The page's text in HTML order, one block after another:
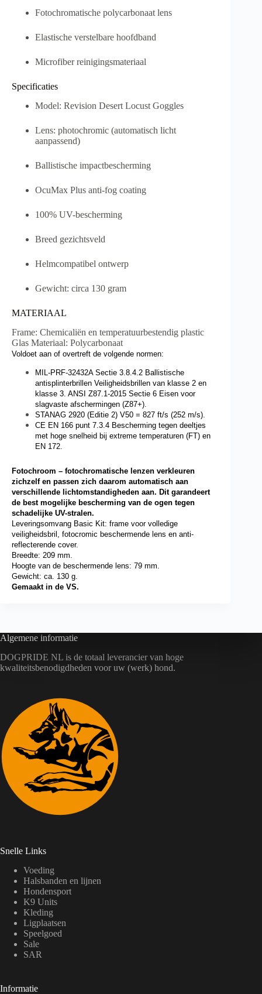
Fotochromatische polycarbonaat lens
Elastische verstelbare hoofdband
Microfiber reinigingsmateriaal
Specificaties
Model: Revision Desert Locust Goggles
Lens: photochromic (automatisch licht
aanpassend)
Ballistische impactbescherming
OcuMax Plus anti-fog coating
100% UV-bescherming
Breed gezichtsveld
Helmcompatibel ontwerp
Gewicht: circa 130 gram
MATERIAAL
Frame: Chemicaliën en temperatuurbestendig plastic
Glas Materiaal: Polycarbonaat
Voldoet aan of overtreft de volgende normen:
MIL-PRF-32432A Sectie 3.8.4.2 Ballistische
antisplinterbrillen Veiligheidsbrillen van klasse 2 en
klasse 3. ANSI Z87.1-2015 Sectie 6 Eisen voor
slagvaste afschermingen (Z87+).
STANAG 2920 (Editie 2) V50 = 827 ft/s (252 m/s).
CE EN 166 punt 7.3.4 Bescherming tegen deeltjes
met hoge snelheid bij extreme temperaturen (FT) en
EN 172.
Fotochroom – fotochromatische lenzen verkleuren
zichzelf en passen zich daarom automatisch aan
verschillende lichtomstandigheden aan. Dit garandeert
de best mogelijke bescherming van de ogen tegen
schadelijke UV-stralen.
Leveringsomvang Basic Kit: frame voor volledige
veiligheidsbril, fotocromic beschermende lens en anti-
reflecterende cover.
Breedte: 209 mm.
Hoogte van de beschermende lens: 79 mm.
Gewicht: ca. 130 g.
Gemaakt in de VS.
Algemene informatie
DOGPRIDE NL is de totaal leverancier van hoge
kwaliteitsbenodigdheden voor uw (werk) hond.
Snelle Links
Voeding
Halsbanden en lijnen
Hondensport
K9 Units
Kleding
Ligplaatsen
Speelgoed
Sale
SAR
Informatie